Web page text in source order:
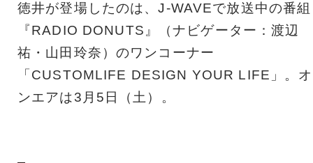
徳井が登場したのは、J-WAVEで放送中の番組
『RADIO DONUTS』（ナビゲーター：渡辺
祐・山田玲奈）のワンコーナー
「CUSTOMLIFE DESIGN YOUR LIFE」。オ
ンエアは3月5日（土）。